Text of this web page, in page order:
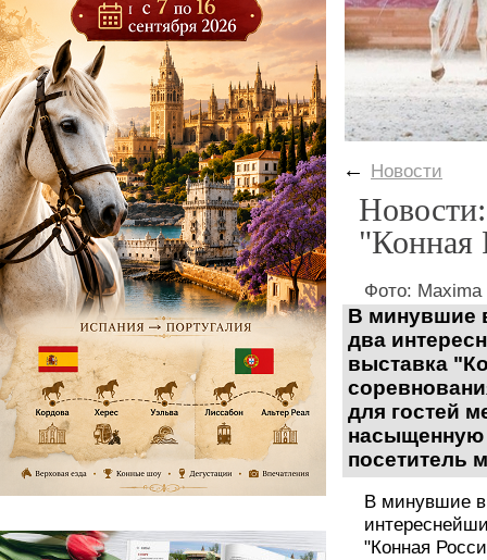
← Новости
"Конная
Фото: Maxima
В минувшие
два
выставка
для гостей
насыщенную
посетитель
В минувшие
"Конная